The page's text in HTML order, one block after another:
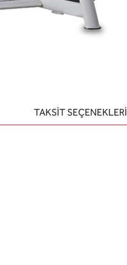
TAKSİT SEÇENEKLERİ